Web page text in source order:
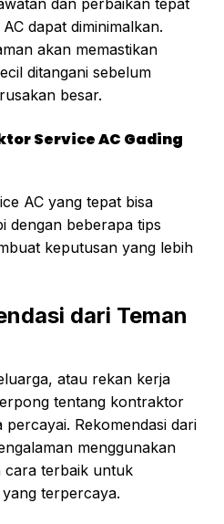
dan perbaikan tepat
dapat diminimalkan.
akan memastikan
ditangani sebelum
besar.
Service AC Gading
AC yang tepat bisa
dengan beberapa tips
keputusan yang lebih
dari Teman
atau rekan kerja
tentang kontraktor
Rekomendasi dari
menggunakan
cara terbaik untuk
terpercaya.